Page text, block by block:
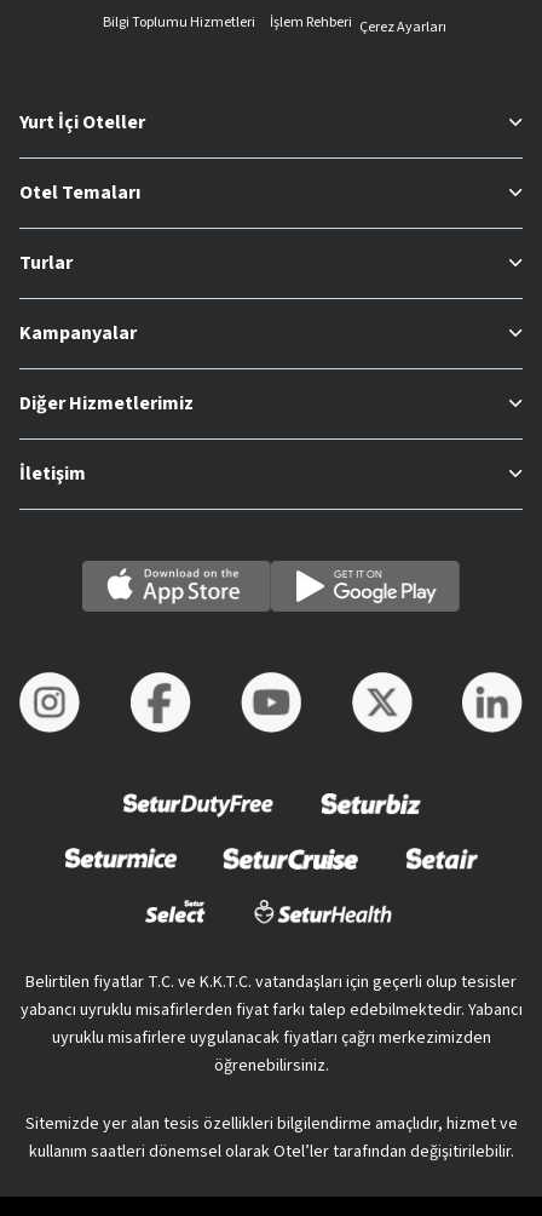
Bilgi Toplumu Hizmetleri
İşlem Rehberi Çerez Ayarları
Yurt İçi Oteller
Otel Temaları
Turlar
Kampanyalar
Diğer Hizmetlerimiz
İletişim
Belirtilen fiyatlar T.C. ve K.K.T.C. vatandaşları için geçerli olup tesisler
yabancı uyruklu misafirlerden fiyat farkı talep edebilmektedir. Yabancı
uyruklu misafirlere uygulanacak fiyatları çağrı merkezimizden
öğrenebilirsiniz.
Sitemizde yer alan tesis özellikleri bilgilendirme amaçlıdır, hizmet ve
kullanım saatleri dönemsel olarak Otel’ler tarafından değişitirilebilir.